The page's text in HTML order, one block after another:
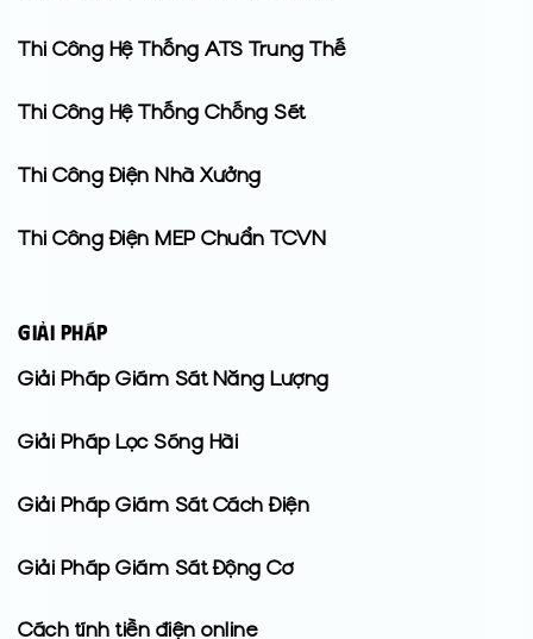
Thi Công Hệ Thống ATS Trung Thế
Thi Công Hệ Thống Chống Sét
Thi Công Điện Nhà Xưởng
Thi Công Điện MEP Chuẩn TCVN
GIẢI PHÁP
Giải Pháp Giám Sát Năng Lượng
Giải Pháp Lọc Sóng Hài
Giải Pháp Giám Sát Cách Điện
Giải Pháp Giám Sát Động Cơ
Cách tính tiền điện online